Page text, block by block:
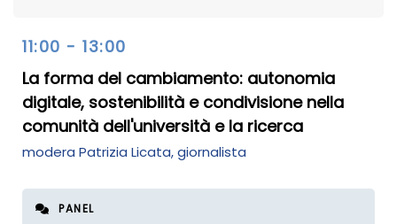
11:00 - 13:00
La forma del cambiamento: autonomia
digitale, sostenibilità e condivisione nella
comunità dell'università e la ricerca
modera Patrizia Licata, giornalista
PANEL